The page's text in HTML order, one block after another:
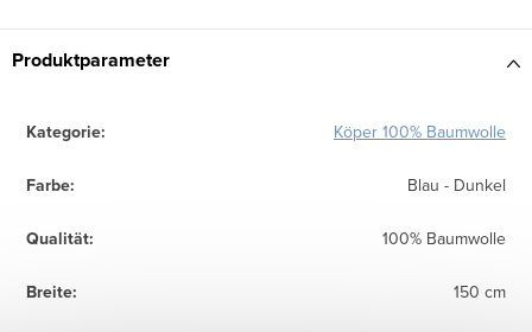
Produktparameter
Kategorie: Köper 100% Baumwolle
Farbe: Blau - Dunkel
Qualität: 100% Baumwolle
Breite: 150 cm